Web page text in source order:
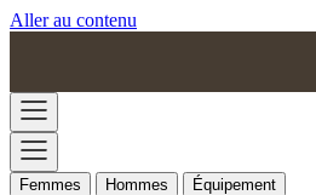
Aller au contenu
Femmes Hommes Équipement